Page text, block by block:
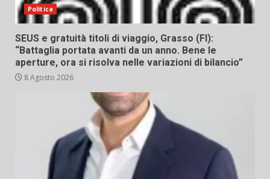
Politica
SEUS e gratuità titoli di viaggio, Grasso (FI):
“Battaglia portata avanti da un anno. Bene le
aperture, ora si risolva nelle variazioni di bilancio”
8 Agosto 2026